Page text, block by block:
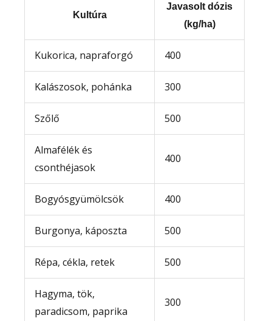
Kultúra
Javasolt dózis
(kg/ha)
Kukorica, napraforgó 400
Kalászosok, pohánka 300
Szőlő 500
Almafélék és
csonthéjasok
400
Bogyósgyümölcsök 400
Burgonya, káposzta 500
Répa, cékla, retek 500
Hagyma, tök,
paradicsom, paprika
300